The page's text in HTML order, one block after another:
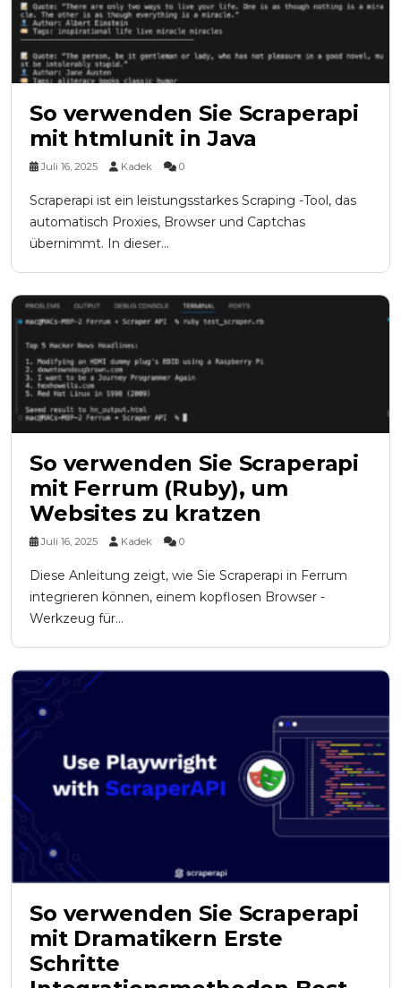
So verwenden Sie Scraperapi
mit htmlunit in Java
Juli 16, 2025 Kadek 0
Scraperapi ist ein leistungsstarkes Scraping -Tool, das
automatisch Proxies, Browser und Captchas
übernimmt. In dieser...
So verwenden Sie Scraperapi
mit Ferrum (Ruby), um
Websites zu kratzen
Juli 16, 2025 Kadek 0
Diese Anleitung zeigt, wie Sie Scraperapi in Ferrum
integrieren können, einem kopflosen Browser -
Werkzeug für...
So verwenden Sie Scraperapi
mit Dramatikern Erste
Schritte